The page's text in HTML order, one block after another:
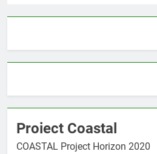
Proiect Coastal
COASTAL Project Horizon 2020